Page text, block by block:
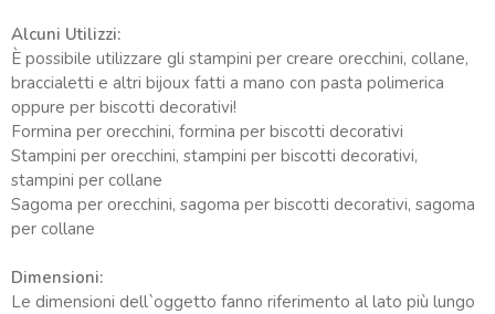
Alcuni Utilizzi:
È possibile utilizzare gli stampini per creare orecchini, collane,
braccialetti e altri bijoux fatti a mano con pasta polimerica
oppure per biscotti decorativi!
Formina per orecchini, formina per biscotti decorativi
Stampini per orecchini, stampini per biscotti decorativi,
stampini per collane
Sagoma per orecchini, sagoma per biscotti decorativi, sagoma
per collane
Dimensioni:
Le dimensioni dell`oggetto fanno riferimento al lato più lungo